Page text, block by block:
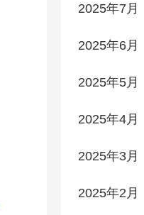
2025年7月
2025年6月
2025年5月
2025年4月
2025年3月
2025年2月